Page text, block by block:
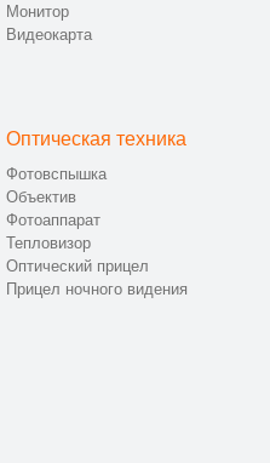
Монитор
Видеокарта
Оптическая техника
Фотовспышка
Объектив
Фотоаппарат
Тепловизор
Оптический прицел
Прицел ночного видения